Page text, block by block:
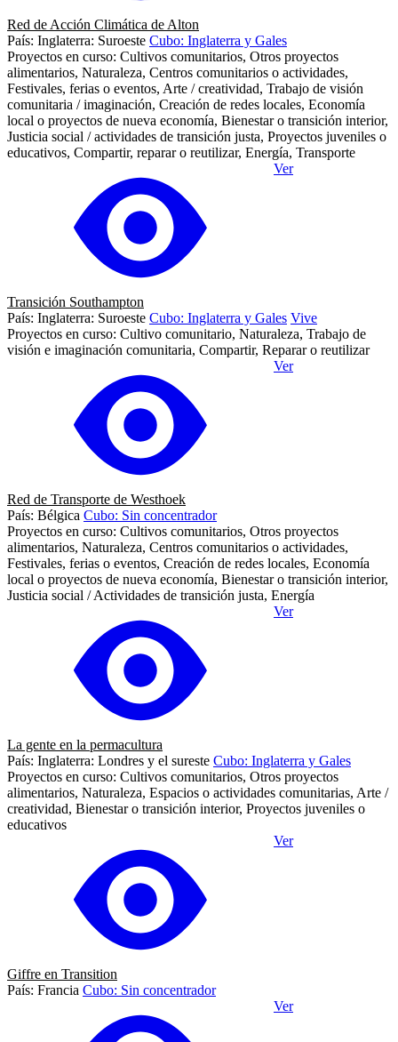
Red de Acción Climática de Alton
País: Inglaterra: Suroeste Cubo: Inglaterra y Gales
Proyectos en curso: Cultivos comunitarios, Otros proyectos
alimentarios, Naturaleza, Centros comunitarios o actividades,
Festivales, ferias o eventos, Arte / creatividad, Trabajo de visión
comunitaria / imaginación, Creación de redes locales, Economía
local o proyectos de nueva economía, Bienestar o transición interior,
Justicia social / actividades de transición justa, Proyectos juveniles o
educativos, Compartir, reparar o reutilizar, Energía, Transporte
Ver
Transición Southampton
País: Inglaterra: Suroeste Cubo: Inglaterra y Gales Vive
Proyectos en curso: Cultivo comunitario, Naturaleza, Trabajo de
visión e imaginación comunitaria, Compartir, Reparar o reutilizar
Ver
Red de Transporte de Westhoek
País: Bélgica Cubo: Sin concentrador
Proyectos en curso: Cultivos comunitarios, Otros proyectos
alimentarios, Naturaleza, Centros comunitarios o actividades,
Festivales, ferias o eventos, Creación de redes locales, Economía
local o proyectos de nueva economía, Bienestar o transición interior,
Justicia social / Actividades de transición justa, Energía
Ver
La gente en la permacultura
País: Inglaterra: Londres y el sureste Cubo: Inglaterra y Gales
Proyectos en curso: Cultivos comunitarios, Otros proyectos
alimentarios, Naturaleza, Espacios o actividades comunitarias, Arte /
creatividad, Bienestar o transición interior, Proyectos juveniles o
educativos
Ver
Giffre en Transition
País: Francia Cubo: Sin concentrador
Ver